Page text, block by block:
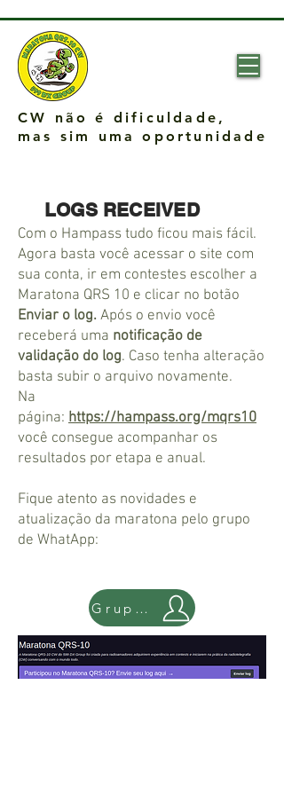
CW não é dificuldade,
mas sim uma oportunidade
LOGS RECEIVED
Com o Hampass tudo ficou mais fácil.
Agora basta você acessar o site com
sua conta, ir em contestes escolher a
Maratona QRS 10 e clicar no botão
Enviar o log. Após o envio você
receberá uma notificação de
validação do log. Caso tenha alteração
basta subir o arquivo novamente.
Na
página: https://hampass.org/mqrs10
você consegue acompanhar os
resultados por etapa e anual.
Fique atento as novidades e
atualização da maratona pelo grupo
de WhatApp:
Grupo WhatsApp